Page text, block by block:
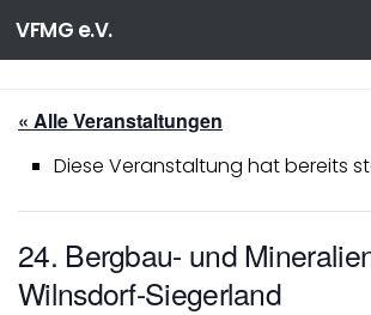
Zum Inhalt springen
VFMG e.V.
« Alle Veranstaltungen
Diese Veranstaltung hat bereits
24. Bergbau- und
Wilnsdorf-Siegerland